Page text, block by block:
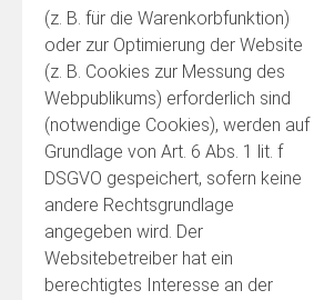
(z. B. für die Warenkorbfunktion)
oder zur Optimierung der Website
(z. B. Cookies zur Messung des
Webpublikums) erforderlich sind
(notwendige Cookies), werden auf
Grundlage von Art. 6 Abs. 1 lit. f
DSGVO gespeichert, sofern keine
andere Rechtsgrundlage
angegeben wird. Der
Websitebetreiber hat ein
berechtigtes Interesse an der